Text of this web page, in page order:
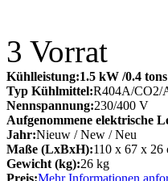
3 Vorrat
Kühlleistung:1.5 kW /0.4 tons
Typ Kühlmittel:R404A/CO2/
Nennspannung:230/400 V
Aufgenommene elektrische
Jahr:Nieuw / New / Neu
Maße (LxBxH):110 x 67 x 26
Gewicht (kg):26 kg
Preis:Mehr Informationen